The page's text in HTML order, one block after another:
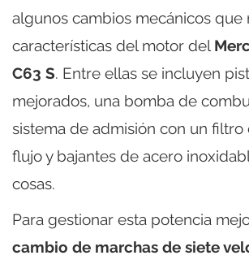
algunos cambios mecánicos que
características del motor del
C63 S. Entre ellas se incluyen
mejorados, una bomba de
sistema de admisión con un
flujo y bajantes de acero
cosas.
Para gestionar esta potencia
cambio de marchas de siete